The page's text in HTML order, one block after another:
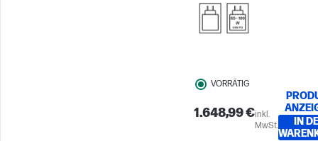
VORRÄTIG
1.648,99 €inkl.
MwSt.
IN